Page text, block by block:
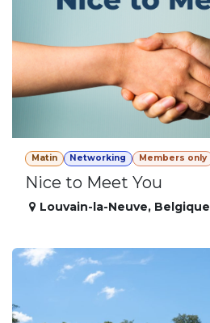
Matin Networking Members only
Nice to Meet You
Louvain-la-Neuve, Belgique